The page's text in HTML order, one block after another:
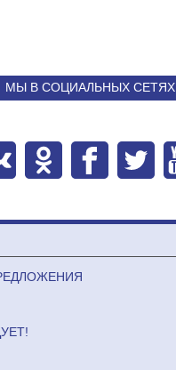
МЫ В СОЦИАЛЬНЫХ СЕТЯХ